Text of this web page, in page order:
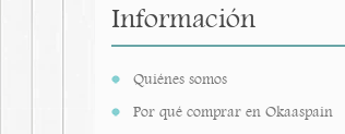
Información
Quiénes somos
Por qué comprar en Okaaspain